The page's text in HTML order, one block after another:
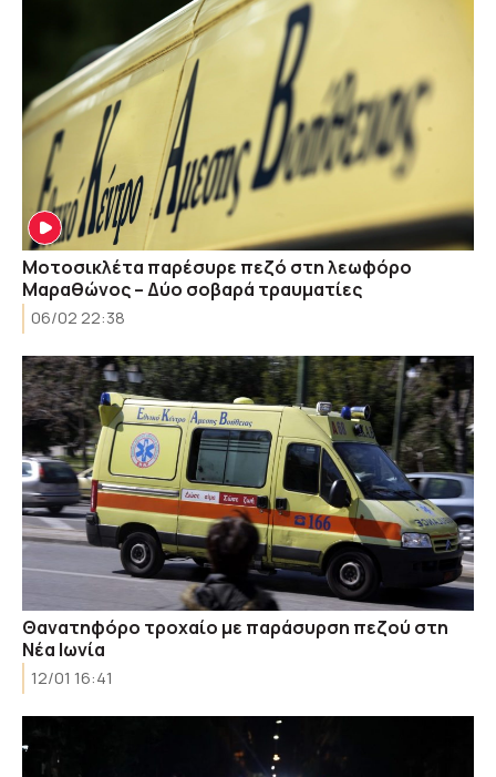
Μοτοσικλέτα παρέσυρε πεζό στη λεωφόρο
Μαραθώνος – Δύο σοβαρά τραυματίες
06/02 22:38
Θανατηφόρο τροχαίο με παράσυρση πεζού στη
Νέα Ιωνία
12/01 16:41